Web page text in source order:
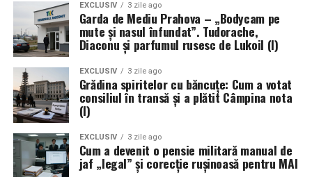
EXCLUSIV 3 zile ago
Garda de Mediu Prahova – „Bodycam pe
mute și nasul înfundat”. Tudorache,
Diaconu și parfumul rusesc de Lukoil (I)
EXCLUSIV 3 zile ago
Grădina spiritelor cu băncuțe: Cum a votat
consiliul în transă și a plătit Câmpina nota
(I)
EXCLUSIV 3 zile ago
Cum a devenit o pensie militară manual de
jaf „legal” și corecție rușinoasă pentru MAI